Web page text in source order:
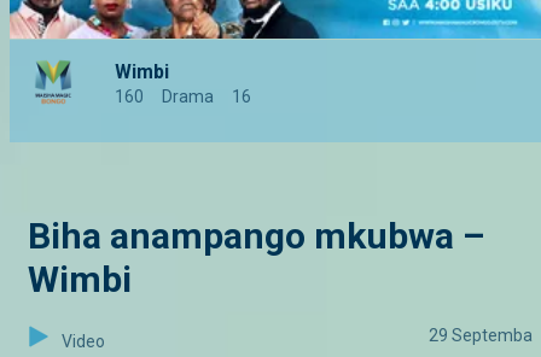
Wimbi
160 Drama 16
Biha anampango mkubwa –
Wimbi
Video 29 Septemba